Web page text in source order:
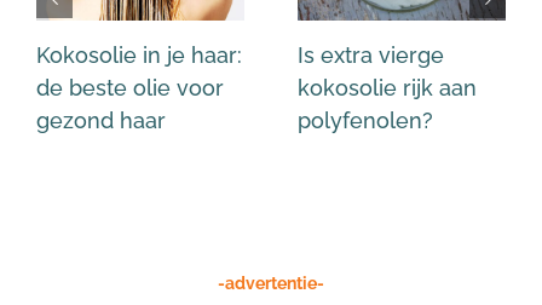
Kokosolie in je haar:
de beste olie voor
gezond haar
Is extra vierge
kokosolie rijk aan
polyfenolen?
-advertentie-